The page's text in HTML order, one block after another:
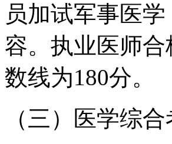
员加试军事医
容。执业医师
数线为180分。
（三）医学综